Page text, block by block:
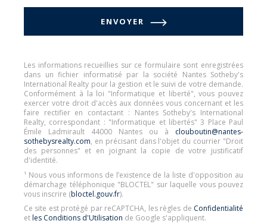
ENVOYER
Les informations recueillies sur ce formulaire sont enregistrées
dans un fichier informatisé par la société Nantes Sotheby's
International Realty pour la gestion et le suivi de votre demande.
Conformément à la loi "Informatique et liberté", vous pouvez
exercer votre droit d'accès aux données vous concernant et les
faire rectifier en contactant : Nantes Sotheby's International
Realty, correspondant : "Informatique et libertés" 3 Place Paul
Émile Ladmirault 44000 Nantes ou à clouboutin@nantes-
sothebysrealty.com, en précisant dans l'objet du courrier "Droit
des personnes" et en joignant la copie de votre justificatif
d'identité.
¹ Nous vous informons de l’existence de la liste d'opposition au
démarchage téléphonique "BLOCTEL" sur laquelle vous pouvez
vous inscrire (bloctel.gouv.fr).
Ce site est protégé par reCAPTCHA, les règles de Confidentialité
etles Conditions d'Utilisation de Google s'appliquent.